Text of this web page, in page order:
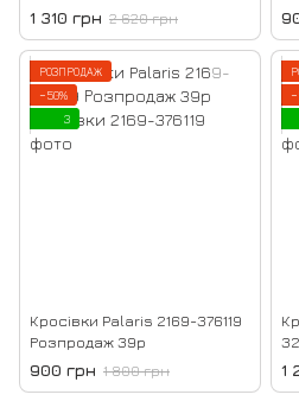
1 310 грн 2 620 грн
РОЗПРОДАЖ
−50%
3
Кросівки Palaris 2169-376119
Розпродаж 39р
900 грн 1 800 грн 1